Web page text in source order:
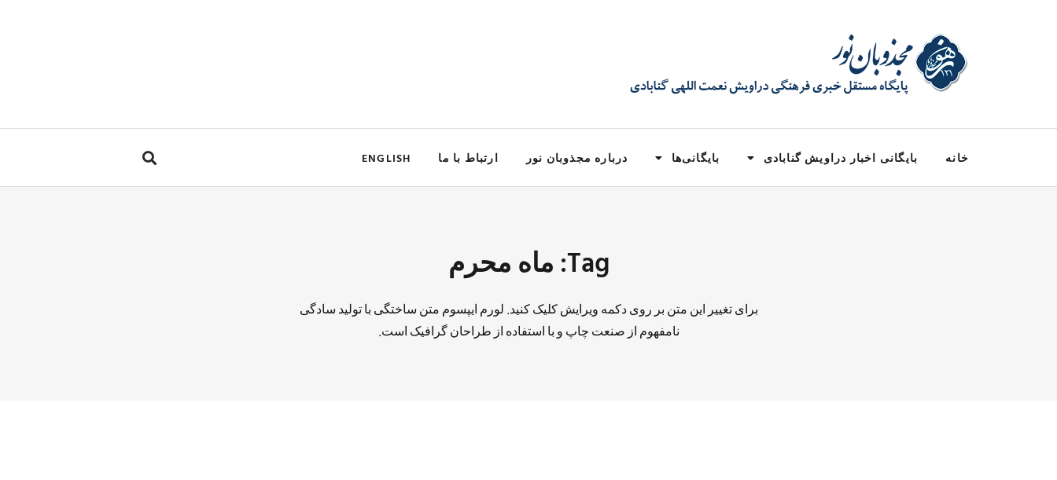
خانه بایگانی اخبار دراویش گنابادی بایگانی‌ها درباره مجذوبان نور ارتباط با ما ENGLISH
Tag: ماه محرم
برای تغییر این متن بر روی دکمه ویرایش کلیک کنید. لورم ایپسوم متن ساختگی با تولید سادگی
نامفهوم از صنعت چاپ و با استفاده از طراحان گرافیک است.